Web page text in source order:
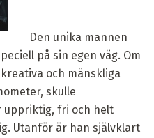
Den unika mannen
på sin egen väg. Om
och mänskliga
skulle
uppriktig, fri och helt
Utanför är han självklart